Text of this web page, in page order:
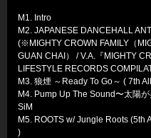
M1. Intro
M2. JAPANESE DANCEHALL
(※MIGHTY CROWN FAMILY（
GUAN CHAI） / V.A.『MIGHTY
LIFESTYLE RECORDS
M3. 狼煙 ～Ready To Go～ ( 7th
M4. Pump Up The Sound〜太陽
SiM
M5. ROOTS w/ Jungle Roots (5th
)